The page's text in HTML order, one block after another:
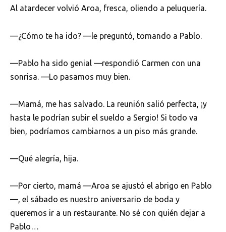
Al atardecer volvió Aroa, fresca, oliendo a peluquería.
—¿Cómo te ha ido? —le preguntó, tomando a Pablo.
—Pablo ha sido genial —respondió Carmen con una
sonrisa. —Lo pasamos muy bien.
—Mamá, me has salvado. La reunión salió perfecta, ¡y
hasta le podrían subir el sueldo a Sergio! Si todo va
bien, podríamos cambiarnos a un piso más grande.
—Qué alegría, hija.
—Por cierto, mamá —Aroa se ajustó el abrigo en Pablo
—, el sábado es nuestro aniversario de boda y
queremos ir a un restaurante. No sé con quién dejar a
Pablo…